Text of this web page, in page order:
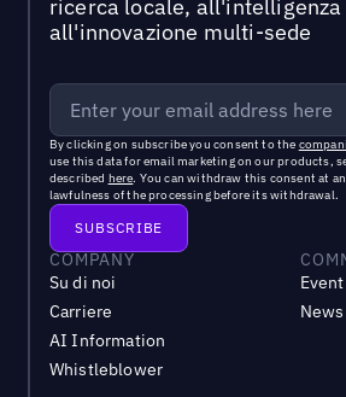
ricerca locale,
all'innovazione multi-sede
By clicking on subscribe you consent to the
use this data for email marketing on our products,
described here. You can withdraw this consent at
lawfulness of the processing before its withdrawal.
COMPANY
Su di noi
Carriere
AI Information
Whistleblower